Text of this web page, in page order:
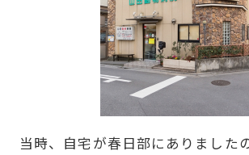
当時、自宅が春日部にありました